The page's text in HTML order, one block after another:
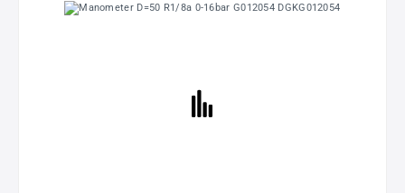
Bildergalerie überspringen